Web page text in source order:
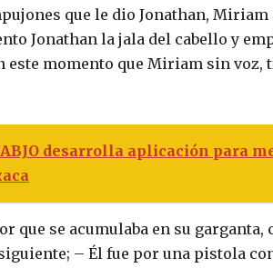
que le dio Jonathan,
Jonathan la jala del cabello y
este momento que Miriam sin voz,
desarrolla aplicación para
que se acumulaba en su garganta,
– Él fue por una pistola